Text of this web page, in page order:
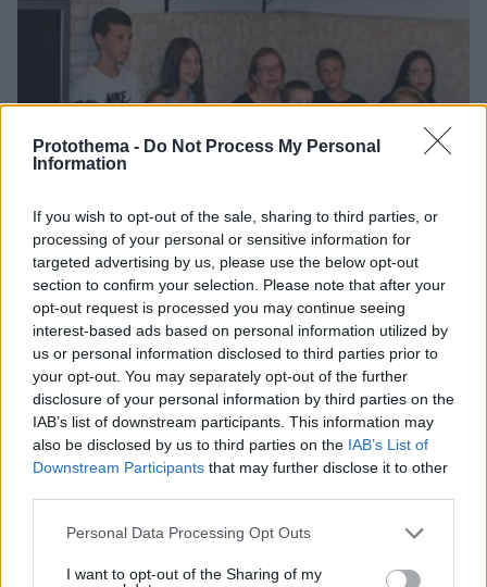
Protothema - Do Not Process My Personal
Information
If you wish to opt-out of the sale, sharing to third parties, or
processing of your personal or sensitive information for
targeted advertising by us, please use the below opt-out
section to confirm your selection. Please note that after your
opt-out request is processed you may continue seeing
interest-based ads based on personal information utilized by
us or personal information disclosed to third parties prior to
your opt-out. You may separately opt-out of the further
disclosure of your personal information by third parties on the
IAB’s list of downstream participants. This information may
also be disclosed by us to third parties on the IAB’s List of
Downstream Participants that may further disclose it to other
Please note that this website/app uses one or more Google
not limited to your visit or usage behaviour. You may click to
Personal Data Processing Opt Outs
I want to opt-out of the Sharing of my
Είδος υπό εξαφάνιση οι υπερπολύτεκνοι στην
07.08.2026, 15:59